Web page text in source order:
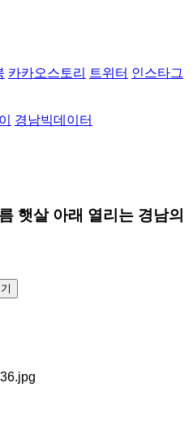
카카오스토리 트위터 인스타그
경남빅데이터
햇살 아래 열리는 경남의